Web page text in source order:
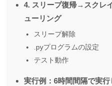
4. スリープ復帰→スクレ
ューリング
スリープ解除
.pyプログラムの設定
テスト動作
実行例：6時間間隔で実